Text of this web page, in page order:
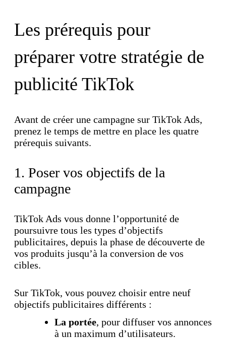
Les prérequis pour
préparer votre stratégie de
publicité TikTok
Avant de créer une campagne sur TikTok Ads,
prenez le temps de mettre en place les quatre
prérequis suivants.
1. Poser vos objectifs de la
campagne
TikTok Ads vous donne l’opportunité de
poursuivre tous les types d’objectifs
publicitaires, depuis la phase de découverte de
vos produits jusqu’à la conversion de vos
cibles.
Sur TikTok, vous pouvez choisir entre neuf
objectifs publicitaires différents :
La portée, pour diffuser vos annonces
à un maximum d’utilisateurs.